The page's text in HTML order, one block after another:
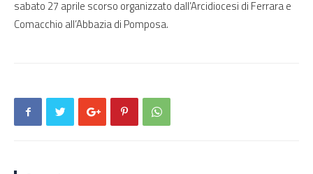
sabato 27 aprile scorso organizzato dall’Arcidiocesi di Ferrara e
Comacchio all’Abbazia di Pomposa.